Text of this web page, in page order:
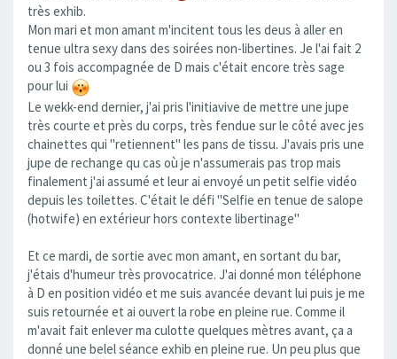
très exhib.
Mon mari et mon amant m'incitent tous les deus à aller en
tenue ultra sexy dans des soirées non-libertines. Je l'ai fait 2
ou 3 fois accompagnée de D mais c'était encore très sage
pour lui
Le wekk-end dernier, j'ai pris l'initiavive de mettre une jupe
très courte et près du corps, très fendue sur le côté avec jes
chainettes qui "retiennent" les pans de tissu. J'avais pris une
jupe de rechange qu cas où je n'assumerais pas trop mais
finalement j'ai assumé et leur ai envoyé un petit selfie vidéo
depuis les toilettes. C'était le défi "Selfie en tenue de salope
(hotwife) en extérieur hors contexte libertinage"
Et ce mardi, de sortie avec mon amant, en sortant du bar,
j'étais d'humeur très provocatrice. J'ai donné mon téléphone
à D en position vidéo et me suis avancée devant lui puis je me
suis retournée et ai ouvert la robe en pleine rue. Comme il
m'avait fait enlever ma culotte quelques mètres avant, ça a
donné une belel séance exhib en pleine rue. Un peu plus que